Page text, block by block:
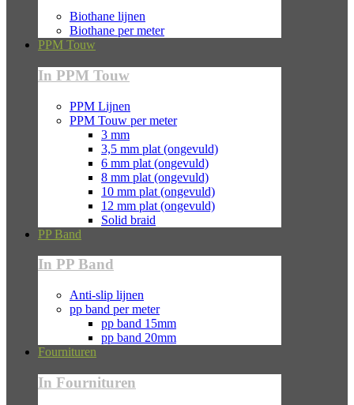
Biothane lijnen
Biothane per meter
PPM Touw
In PPM Touw
PPM Lijnen
PPM Touw per meter
3 mm
3,5 mm plat (ongevuld)
6 mm plat (ongevuld)
8 mm plat (ongevuld)
10 mm plat (ongevuld)
12 mm plat (ongevuld)
Solid braid
PP Band
In PP Band
Anti-slip lijnen
pp band per meter
pp band 15mm
pp band 20mm
Fournituren
In Fournituren